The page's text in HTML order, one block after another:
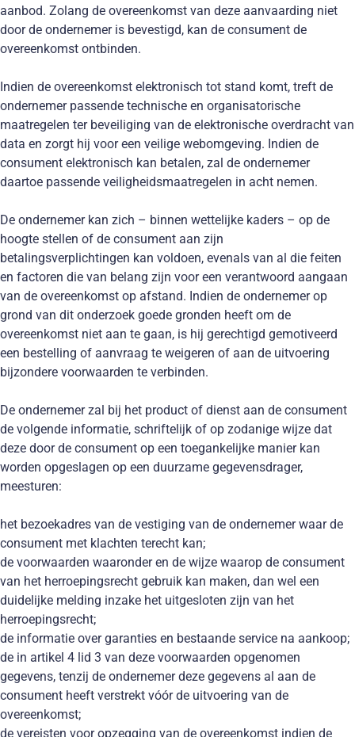
aanbod. Zolang de overeenkomst van deze aanvaarding niet
door de ondernemer is bevestigd, kan de consument de
overeenkomst ontbinden.
Indien de overeenkomst elektronisch tot stand komt, treft de
ondernemer passende technische en organisatorische
maatregelen ter beveiliging van de elektronische overdracht van
data en zorgt hij voor een veilige webomgeving. Indien de
consument elektronisch kan betalen, zal de ondernemer
daartoe passende veiligheidsmaatregelen in acht nemen.
De ondernemer kan zich – binnen wettelijke kaders – op de
hoogte stellen of de consument aan zijn
betalingsverplichtingen kan voldoen, evenals van al die feiten
en factoren die van belang zijn voor een verantwoord aangaan
van de overeenkomst op afstand. Indien de ondernemer op
grond van dit onderzoek goede gronden heeft om de
overeenkomst niet aan te gaan, is hij gerechtigd gemotiveerd
een bestelling of aanvraag te weigeren of aan de uitvoering
bijzondere voorwaarden te verbinden.
De ondernemer zal bij het product of dienst aan de consument
de volgende informatie, schriftelijk of op zodanige wijze dat
deze door de consument op een toegankelijke manier kan
worden opgeslagen op een duurzame gegevensdrager,
meesturen:
het bezoekadres van de vestiging van de ondernemer waar de
consument met klachten terecht kan;
de voorwaarden waaronder en de wijze waarop de consument
van het herroepingsrecht gebruik kan maken, dan wel een
duidelijke melding inzake het uitgesloten zijn van het
herroepingsrecht;
de informatie over garanties en bestaande service na aankoop;
de in artikel 4 lid 3 van deze voorwaarden opgenomen
gegevens, tenzij de ondernemer deze gegevens al aan de
consument heeft verstrekt vóór de uitvoering van de
overeenkomst;
de vereisten voor opzegging van de overeenkomst indien de